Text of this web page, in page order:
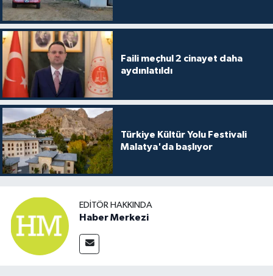
Faili meçhul 2 cinayet daha
aydınlatıldı
Türkiye Kültür Yolu Festivali
Malatya'da başlıyor
EDITÖR HAKKINDA
Haber Merkezi